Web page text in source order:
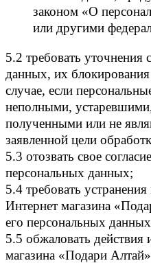
законом «О
или другими
5.2 требовать уточнения
данных, их
случае, если
неполными,
полученными или не
заявленной цели
5.3 отозвать свое
персональных данных;
5.4 требовать
Интернет магазина
его персональных
5.5 обжаловать действия
магазина «Подари